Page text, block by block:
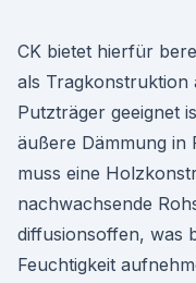
CK bietet hierfür
als Tragkonstruktion
Putzträger geeignet
äußere Dämmung in
muss eine
nachwachsende
diffusionsoffen, was
Feuchtigkeit